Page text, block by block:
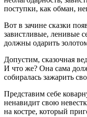
поступки, как обман,
Вот в зачине сказки
завистливые, ленивые
должны одарить
Допустим, сказочная
И что же? Она сама
собиралась зажарить
Представим себе
ненавидит свою
на костре, который